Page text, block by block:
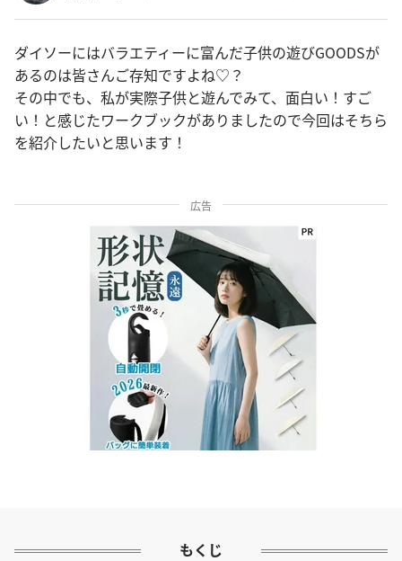
ダイソーにはバラエティーに富んだ子供の遊びGOODSが
あるのは皆さんご存知ですよね♡？
その中でも、私が実際子供と遊んでみて、面白い！すご
い！と感じたワークブックがありましたので今回はそちら
を紹介したいと思います！
広告
もくじ